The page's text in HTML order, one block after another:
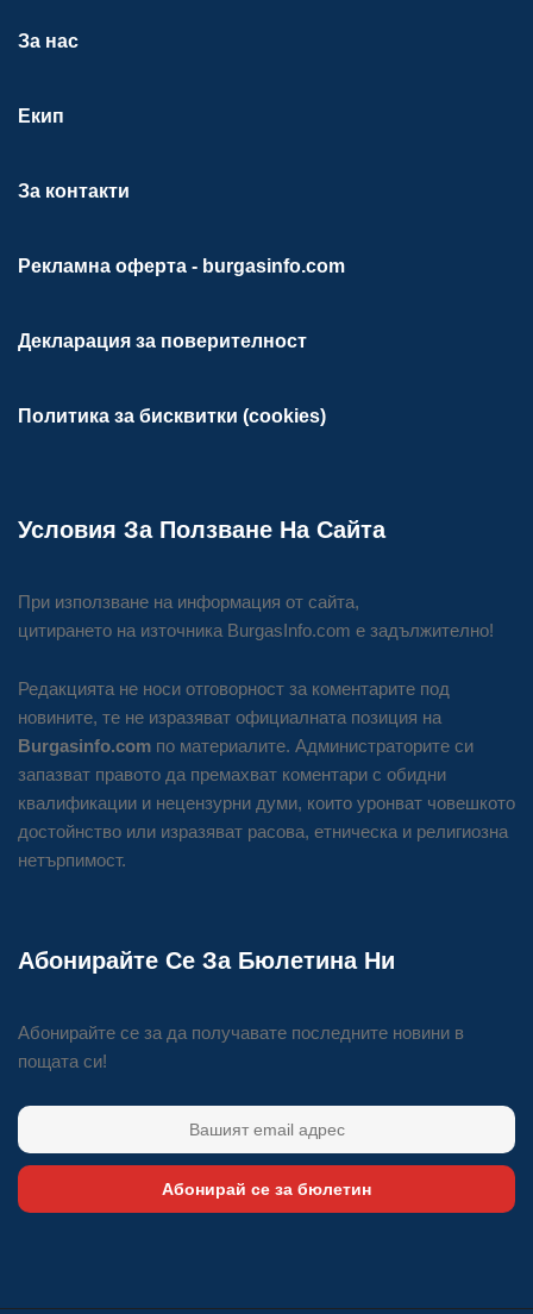
За нас
Екип
За контакти
Рекламна оферта - burgasinfo.com
Декларация за поверителност
Политика за бисквитки (cookies)
Условия За Ползване На Сайта
При използване на информация от сайта,
цитирането на източника BurgasInfo.com е задължително!
Редакцията не носи отговорност за коментарите под
новините, те не изразяват официалната позиция на
Burgasinfo.com по материалите. Администраторите си
запазват правото да премахват коментари с обидни
квалификации и нецензурни думи, които уронват човешкото
достойнство или изразяват расова, етническа и религиозна
нетърпимост.
Абонирайте Се За Бюлетина Ни
Абонирайте се за да получавате последните новини в
пощата си!
Абонирай се за бюлетин